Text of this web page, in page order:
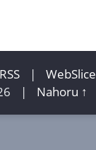
RSS |
WebSlice
| Nahoru ↑